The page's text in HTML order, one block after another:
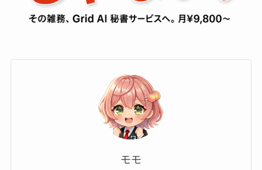
モモ